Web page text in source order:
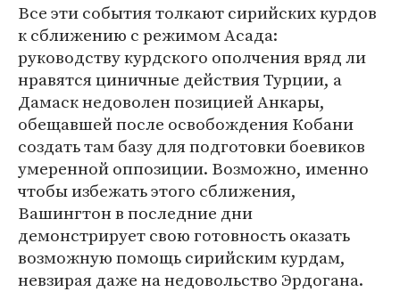
Все эти события толкают сирийских курдов
к сближению с режимом Асада:
руководству курдского ополчения вряд ли
нравятся циничные действия Турции, а
Дамаск недоволен позицией Анкары,
обещавшей после освобождения Кобани
создать там базу для подготовки боевиков
умеренной оппозиции. Возможно, именно
чтобы избежать этого сближения,
Вашингтон в последние дни
демонстрирует свою готовность оказать
возможную помощь сирийским курдам,
невзирая даже на недовольство Эрдогана.